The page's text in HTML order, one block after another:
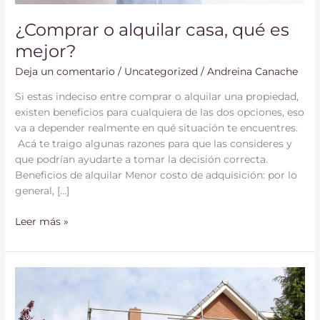
¿Comprar o alquilar casa, qué es
mejor?
Deja un comentario / Uncategorized /Andreina Canache
Si estas indeciso entre comprar o alquilar una propiedad,
existen beneficios para cualquiera de las dos opciones, eso
va a depender realmente en qué situación te encuentres.
Acá te traigo algunas razones para que las consideres y
que podrían ayudarte a tomar la decisión correcta.
Beneficios de alquilar Menor costo de adquisición: por lo
general, […]
Leer más »